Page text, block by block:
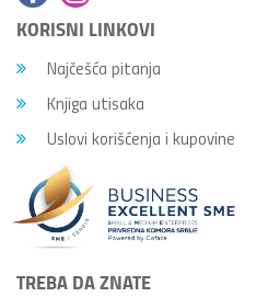
KORISNI LINKOVI
Najčešća pitanja
Knjiga utisaka
Uslovi korišćenja i kupovine
TREBA DA ZNATE